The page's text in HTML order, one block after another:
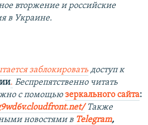
вторжение и российские
в Украине.
заблокировать доступ к
. Беспрепятственно читать
с помощью зеркального сайта:
Также
новостями в Telegram,